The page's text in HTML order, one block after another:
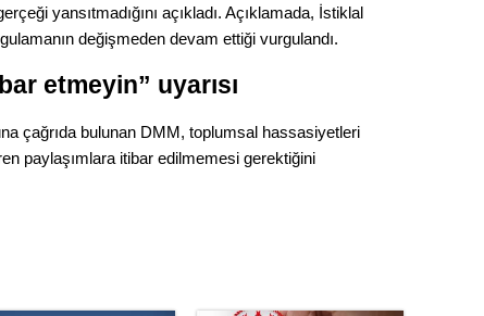
yansıtmadığını açıkladı. Açıklamada, İstiklal
değişmeden devam ettiği vurgulandı.
etmeyin” uyarısı
çağrıda bulunan DMM, toplumsal hassasiyetleri
paylaşımlara itibar edilmemesi gerektiğini